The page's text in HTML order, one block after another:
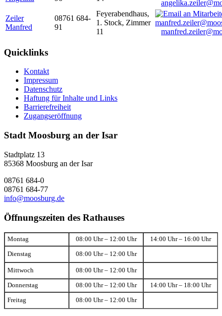
Zeiler
Manfred
08761 684-
91
Feyerabendhaus,
1. Stock, Zimmer
11
Quicklinks
Kontakt
Impressum
Datenschutz
Haftung für Inhalte und Links
Barrierefreiheit
Zugangseröffnung
Stadt Moosburg an der Isar
Stadtplatz 13
85368 Moosburg an der Isar
08761 684-0
08761 684-77
info@moosburg.de
Öffnungszeiten des Rathauses
Montag 08:00 Uhr – 12:00 Uhr 14:00 Uhr – 16:00 Uhr
Dienstag 08:00 Uhr – 12:00 Uhr
Mittwoch 08:00 Uhr – 12:00 Uhr
Donnerstag 08:00 Uhr – 12:00 Uhr 14:00 Uhr – 18:00 Uhr
Freitag 08:00 Uhr – 12:00 Uhr